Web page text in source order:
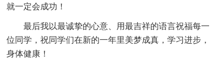
就一定会成功！
最后我以最诚挚的心意、用最吉祥的语言祝福每一
位同学，祝同学们在新的一年里美梦成真，学习进步，
身体健康！